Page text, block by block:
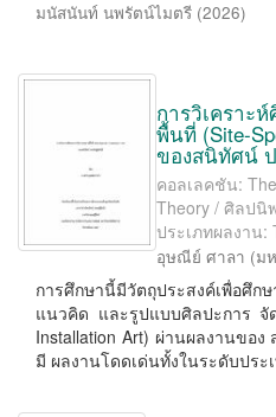
มนัสนันท์ นพรัตน์ไมตรี (2026)
การวิเคราะ
พื้นที่ (Site-
ของสนิทัศน์
คอลเลคชัน:
Theory / ศิลป
ประเภทผลงาน:
อุษณีย์ ศาลา (ม
การศึกษานี้มีวัตถุประสงค์เพื่อศึ
แนวคิด และรูปแบบศิลปะการ จั
Installation Art) ผ่านผลงานขอ
มี ผลงานโดดเด่นทั้งในระดับปร